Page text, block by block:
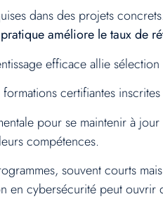
dans des projets
améliore le taux de
efficace allie
certifiantes inscrites
pour se maintenir à
compétences.
souvent courts
en cybersécurité peut ouvrir